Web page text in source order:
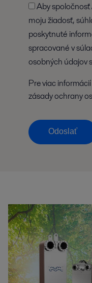
moju žiadosť,
poskytnuté
spracované v
osobných údajov
Pre viac
zásady ochrany
Odoslať